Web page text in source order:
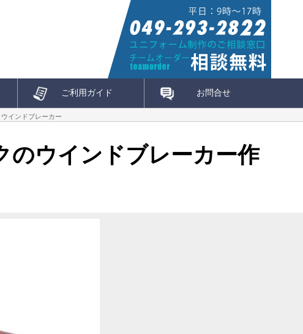
ご利用ガイド お問合せ
インドブレーカー
ウインドブレーカー作